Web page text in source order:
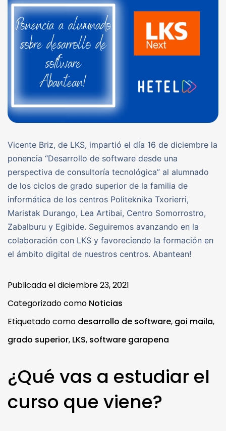
Vicente Briz, de LKS, impartió el día 16 de diciembre la
ponencia “Desarrollo de software desde una
perspectiva de consultoría tecnológica” al alumnado
de los ciclos de grado superior de la familia de
informática de los centros Politeknika Txorierri,
Maristak Durango, Lea Artibai, Centro Somorrostro,
Zabalburu y Egibide. Seguiremos avanzando en la
colaboración con LKS y favoreciendo la formación en
el ámbito digital de nuestros centros. Abantean!
Publicada eldiciembre 23, 2021
Categorizado como Noticias
Etiquetado como desarrollo de software, goi maila,
grado superior, LKS, software garapena
¿Qué vas a estudiar el
curso que viene?